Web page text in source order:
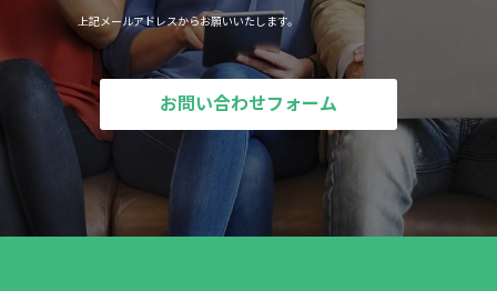
お問い合わせフォーム
上記メールアドレスからお願いいたします。